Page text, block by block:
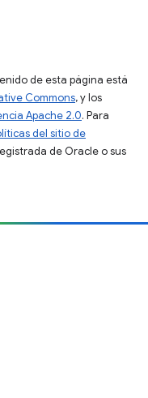
de esta página está
Commons, y los
Apache 2.0. Para
del sitio de
de Oracle o sus